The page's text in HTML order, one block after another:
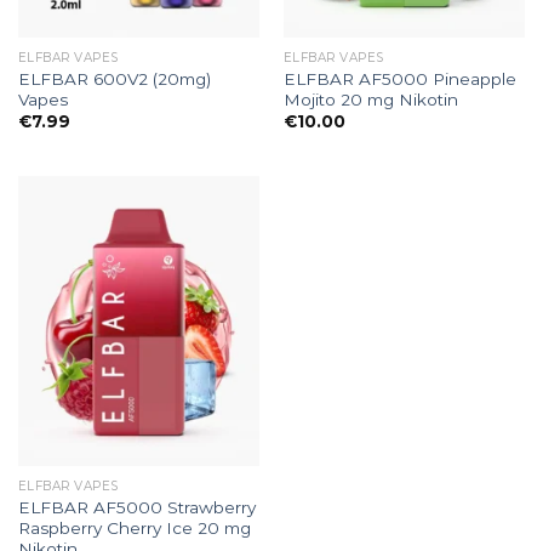
ELFBAR VAPES
ELFBAR 600V2 (20mg)
Vapes
€7.99
ELFBAR VAPES
ELFBAR AF5000 Pineapple
Mojito 20 mg Nikotin
€10.00
ELFBAR VAPES
ELFBAR AF5000 Strawberry
Raspberry Cherry Ice 20 mg